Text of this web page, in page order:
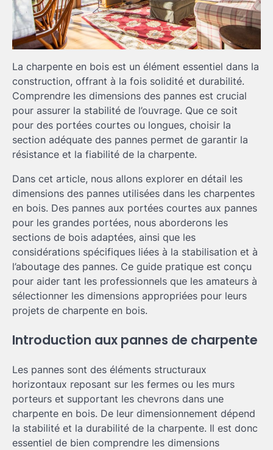
La charpente en bois est un élément essentiel dans la
construction, offrant à la fois solidité et durabilité.
Comprendre les dimensions des pannes est crucial
pour assurer la stabilité de l’ouvrage. Que ce soit
pour des portées courtes ou longues, choisir la
section adéquate des pannes permet de garantir la
résistance et la fiabilité de la charpente.
Dans cet article, nous allons explorer en détail les
dimensions des pannes utilisées dans les charpentes
en bois. Des pannes aux portées courtes aux pannes
pour les grandes portées, nous aborderons les
sections de bois adaptées, ainsi que les
considérations spécifiques liées à la stabilisation et à
l’aboutage des pannes. Ce guide pratique est conçu
pour aider tant les professionnels que les amateurs à
sélectionner les dimensions appropriées pour leurs
projets de charpente en bois.
Introduction aux pannes de charpente
Les pannes sont des éléments structuraux
horizontaux reposant sur les fermes ou les murs
porteurs et supportant les chevrons dans une
charpente en bois. De leur dimensionnement dépend
la stabilité et la durabilité de la charpente. Il est donc
essentiel de bien comprendre les dimensions